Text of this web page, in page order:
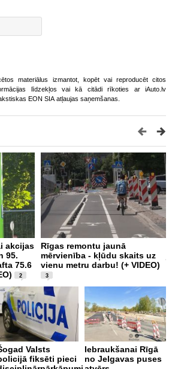
materiālus izmantot, kopēt vai reproducēt citos
līdzekļos vai kā citādi rīkoties ar iAuto.lv
EON SIA atļaujas saņemšanas.
akcijas
95.
75.6
2
Rīgas remontu jaunā
mērvienība - kļūdu skaits uz
vienu metru darbu! (+ VIDEO)
3
Valsts
fiksēti pieci
Iebraukšanai Rīgā
no Jelgavas puses